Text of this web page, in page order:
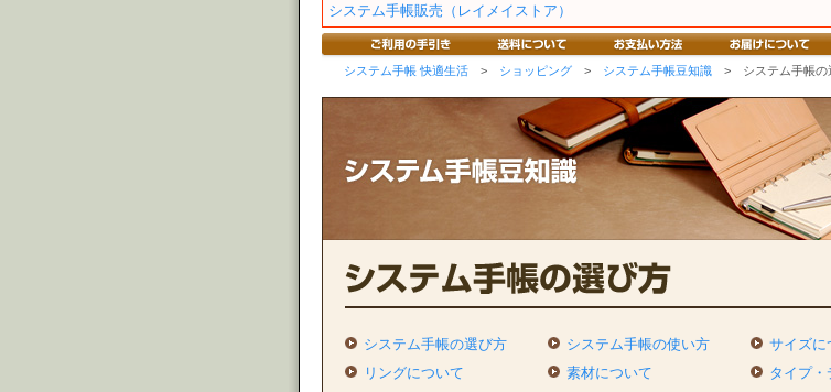
システム手帳販売（レイメイストア）
システム手帳 快適生活 > ショッピング > システム手帳豆知識 > システム手帳
システム手帳の選び方 システム手帳の使い方
サイズに
リングについて
素材について
タイプ・